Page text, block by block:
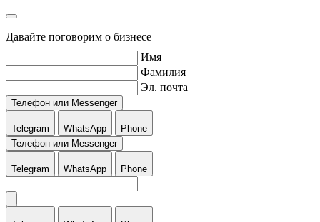
Давайте поговорим о бизнесе
Имя
Фамилия
Эл. почта
Телефон или Messenger
Telegram WhatsApp
Phone
Телефон или Messenger
Telegram WhatsApp Phone